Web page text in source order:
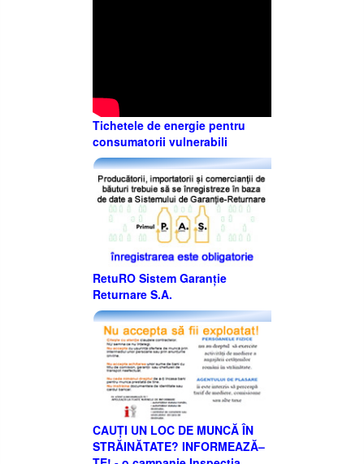
Tichetele de energie pentru
consumatorii vulnerabili
RetuRO Sistem Garanție
Returnare S.A.
CAUȚI UN LOC DE MUNCĂ ÎN
STRĂINĂTATE? INFORMEAZĂ–